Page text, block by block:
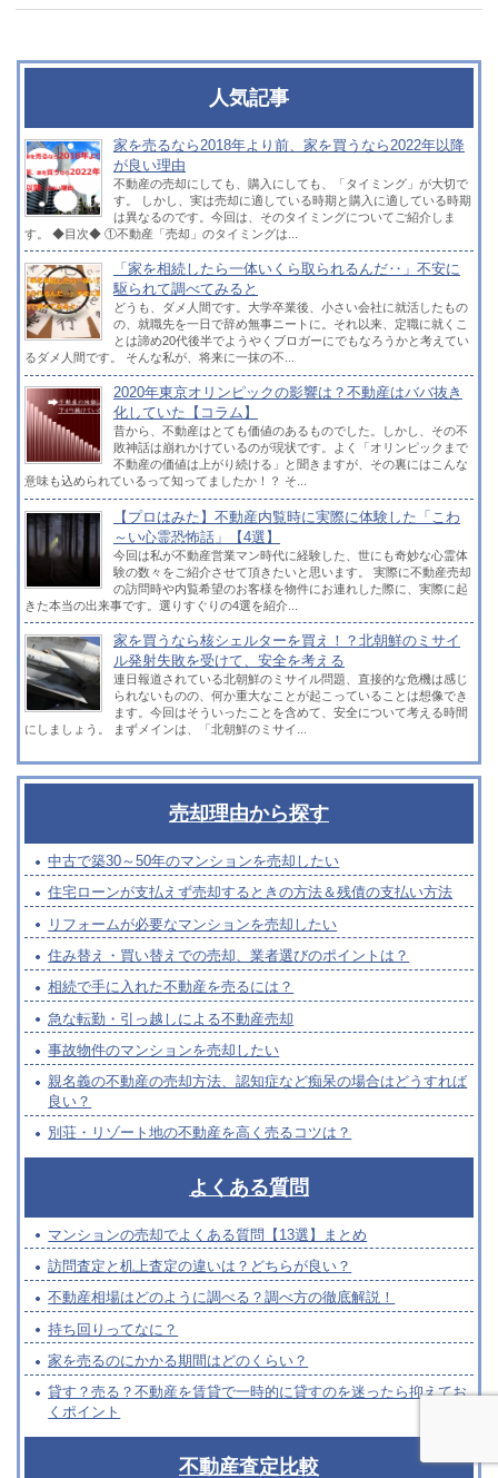
人気記事
家を売るなら2018年より前、家を買うなら2022年以降
が良い理由
不動産の売却にしても、購入にしても、「タイミング」が大切で
す。 しかし、実は売却に適している時期と購入に適している時期
は異なるのです。今回は、そのタイミングについてご紹介しま
す。 ◆目次◆ ①不動産「売却」のタイミングは...
「家を相続したら一体いくら取られるんだ‥」不安に
駆られて調べてみると
どうも、ダメ人間です。大学卒業後、小さい会社に就活したもの
の、就職先を一日で辞め無事ニートに。それ以来、定職に就くこ
とは諦め20代後半でようやくブロガーにでもなろうかと考えてい
るダメ人間です。 そんな私が、将来に一抹の不...
2020年東京オリンピックの影響は？不動産はババ抜き
化していた【コラム】
昔から、不動産はとても価値のあるものでした。しかし、その不
敗神話は崩れかけているのが現状です。よく「オリンピックまで
不動産の価値は上がり続ける」と聞きますが、その裏にはこんな
意味も込められているって知ってましたか！？ そ...
【プロはみた】不動産内覧時に実際に体験した「こわ
～い心霊恐怖話」【4選】
今回は私が不動産営業マン時代に経験した、世にも奇妙な心霊体
験の数々をご紹介させて頂きたいと思います。 実際に不動産売却
の訪問時や内覧希望のお客様を物件にお連れした際に、実際に起
きた本当の出来事です。選りすぐりの4選を紹介...
家を買うなら核シェルターを買え！？北朝鮮のミサイ
ル発射失敗を受けて、安全を考える
連日報道されている北朝鮮のミサイル問題、直接的な危機は感じ
られないものの、何か重大なことが起こっていることは想像でき
ます。今回はそういったことを含めて、安全について考える時間
にしましょう。 まずメインは、「北朝鮮のミサイ...
売却理由から探す
中古で築30～50年のマンションを売却したい
住宅ローンが支払えず売却するときの方法＆残債の支払い方法
リフォームが必要なマンションを売却したい
住み替え・買い替えでの売却、業者選びのポイントは？
相続で手に入れた不動産を売るには？
急な転勤・引っ越しによる不動産売却
事故物件のマンションを売却したい
親名義の不動産の売却方法、認知症など痴呆の場合はどうすれば
良い？
別荘・リゾート地の不動産を高く売るコツは？
よくある質問
マンションの売却でよくある質問【13選】まとめ
訪問査定と机上査定の違いは？どちらが良い？
不動産相場はどのように調べる？調べ方の徹底解説！
持ち回りってなに？
家を売るのにかかる期間はどのくらい？
貸す？売る？不動産を賃貸で一時的に貸すのを迷ったら抑えてお
くポイント
不動産査定比較